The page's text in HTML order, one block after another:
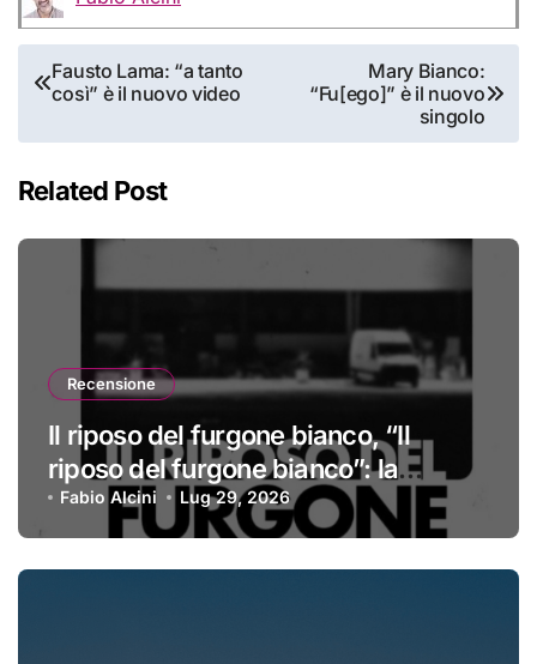
Navigazione
articoli
Fausto Lama: “a tanto
così” è il nuovo video
Mary Bianco:
“Fu[ego]” è il nuovo
singolo
Related Post
Recensione
Il riposo del furgone bianco, “Il
riposo del furgone bianco”: la
recensione
Fabio Alcini Lug 29, 2026